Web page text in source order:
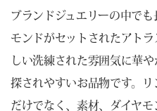
ブランドジュエリーの中で
モンドがセットされたアト
しい洗練された雰囲気に華
探されやすいお品物です。
だけでなく、素材、ダイヤ